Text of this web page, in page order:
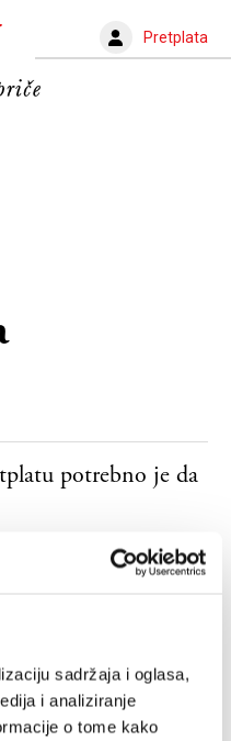
sadržaja i oglasa,
i analiziranje
o tome kako
Pretplata
potrebno je da
podatke, kliknite na
toga ako su podaci
nalogu i
i bićete
se prijavite sa